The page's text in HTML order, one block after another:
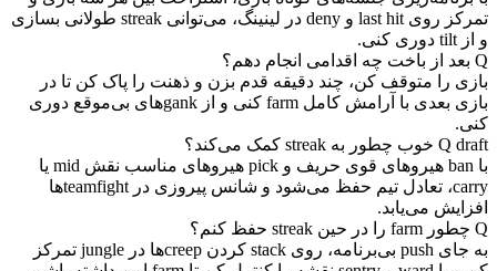
تمرکز روی last hit و deny در لینینگ، می‌توانی streak طولانی بسازی
و از tilt دوری کنی.
Q بعد از باخت چه اقدامی انجام دهم؟
بازی را متوقف کن، چند دقیقه قدم بزن و ذهنت را پاک کن تا در
بازی بعدی با آرامش کامل farm کنی و از gankهای بی‌موقع دوری
کنی.
Q draft خوب چطور به streak کمک می‌کند؟
با ban هیروهای قوی حریف و pick هیروهای مناسب نقش mid یا
carry، تعادل تیم حفظ می‌شود و شانس پیروزی در teamfightها
افزایش می‌یابد.
Q چطور farm را در حین streak حفظ کنم؟
به جای push بی‌برنامه، روی stack کردن creepها در jungle تمرکز